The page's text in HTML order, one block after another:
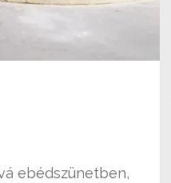
ebédszünetben,